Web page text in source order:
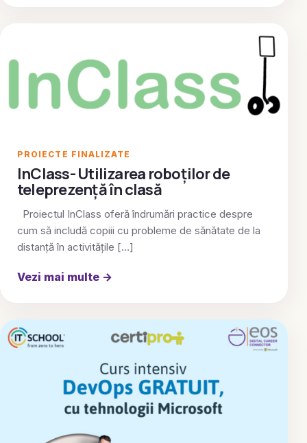
PROIECTE FINALIZATE
InClass- Utilizarea roboților de
teleprezență în clasă
Proiectul InClass oferă îndrumări practice despre
cum să includă copiii cu probleme de sănătate de la
distanță în activitățile […]
Vezi mai multe →